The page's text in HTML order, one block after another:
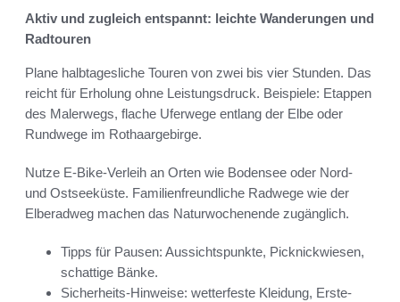
Aktiv und zugleich entspannt: leichte Wanderungen und
Radtouren
Plane halbtagesliche Touren von zwei bis vier Stunden. Das
reicht für Erholung ohne Leistungsdruck. Beispiele: Etappen
des Malerwegs, flache Uferwege entlang der Elbe oder
Rundwege im Rothaargebirge.
Nutze E-Bike-Verleih an Orten wie Bodensee oder Nord-
und Ostseeküste. Familienfreundliche Radwege wie der
Elberadweg machen das Naturwochenende zugänglich.
Tipps für Pausen: Aussichtspunkte, Picknickwiesen,
schattige Bänke.
Sicherheits-Hinweise: wetterfeste Kleidung, Erste-